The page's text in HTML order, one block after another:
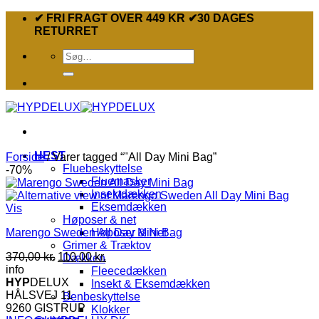
Fortsæt✔ FRI FRAGT OVER 449 KR ✔30 DAGES
RETURRET
Søg
efter:
HEST
Fluebeskyttelse
Fluemasker
Insektdækken
Eksemdækken
Høposer & net
Høposer & Net
Grimer & Træktov
Dækken
Fleecedækken
Insekt & Eksemdækken
Benbeskyttelse
Klokker
Forside /Varer tagged “"All Day Mini Bag”
-70%
Vis
Marengo Sweden All Day Mini Bag
370,00kr. Den
oprindelige
pris
var:
370,00 kr..
110,00kr.
aktuelle
pris
er:
110,00 kr..
info
HYPDELUX
HÅLSVEJ 11
9260 GISTRUP